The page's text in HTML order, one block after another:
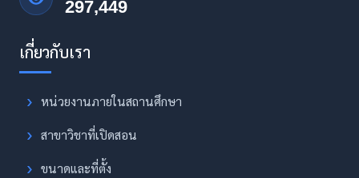
297,449
หน่วยงานภายในสถานศึกษา
สาขาวิชาที่เปิดสอน
ขนาดและที่ตั้ง